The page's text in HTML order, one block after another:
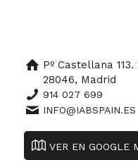
Pº Castellana 113.
28046, Madrid
914 027 699
INFO@IABSPAIN.ES
VER EN GOOGLE